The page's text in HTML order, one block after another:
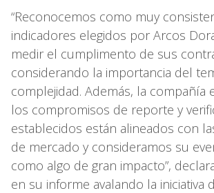
“Reconocemos como muy
indicadores elegidos por Arcos
medir el cumplimento de sus
considerando la importancia del
complejidad. Además, la compañía
los compromisos de reporte y
establecidos están alineados con
de mercado y consideramos su
como algo de gran impacto”,
en su informe avalando la iniciativa